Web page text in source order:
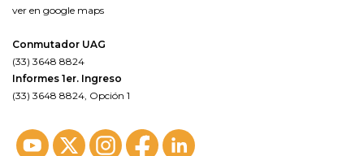
ver en google maps
Conmutador UAG
(33) 3648 8824
Informes 1er. Ingreso
(33) 3648 8824, Opción 1